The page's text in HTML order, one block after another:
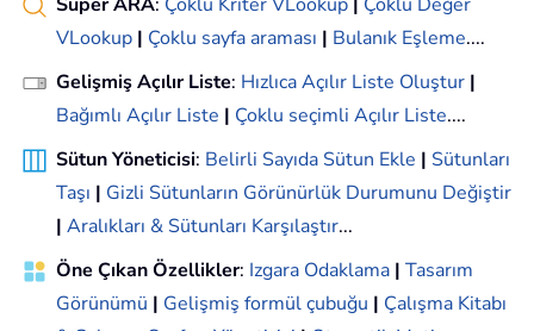
VLookup | Çoklu sayfa araması | Bulanık Eşleme....
Gelişmiş Açılır Liste: Hızlıca Açılır Liste Oluştur |
Bağımlı Açılır Liste | Çoklu seçimli Açılır Liste....
Sütun Yöneticisi: Belirli Sayıda Sütun Ekle | Sütunları
Taşı | Gizli Sütunların Görünürlük Durumunu Değiştir
| Aralıkları & Sütunları Karşılaştır...
Öne Çıkan Özellikler: Izgara Odaklama | Tasarım
Görünümü | Gelişmiş formül çubuğu | Çalışma Kitabı